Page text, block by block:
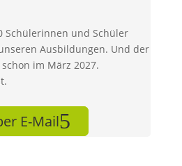
Schülerinnen und Schüler
Ausbildungen. Und der
im März 2027.
E-Mail